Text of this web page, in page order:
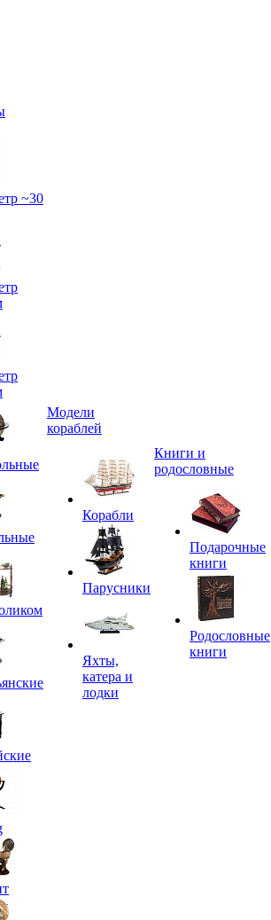
~30
Модели
кораблей
Корабли
Парусники
Яхты,
катера и
лодки
Книги и
родословные
Подарочные
книги
Родословные
книги